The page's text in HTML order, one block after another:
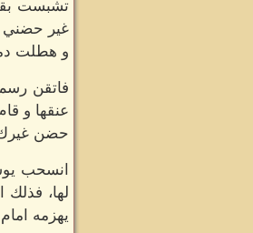
تشبست
غير حضني
و هطلت
فاتقن
عنقها و
حضن
انسحب
لها،
يهزمه